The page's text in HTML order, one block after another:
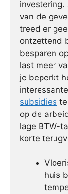
investering.
van de
treed er
ontzettend
besparen
last meer
je beperkt
subsidies
op de
lage BTW-
korte
huis